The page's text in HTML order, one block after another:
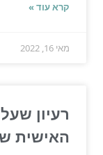
קרא עוד »
מאי 16, 2022
רעיון
האישית